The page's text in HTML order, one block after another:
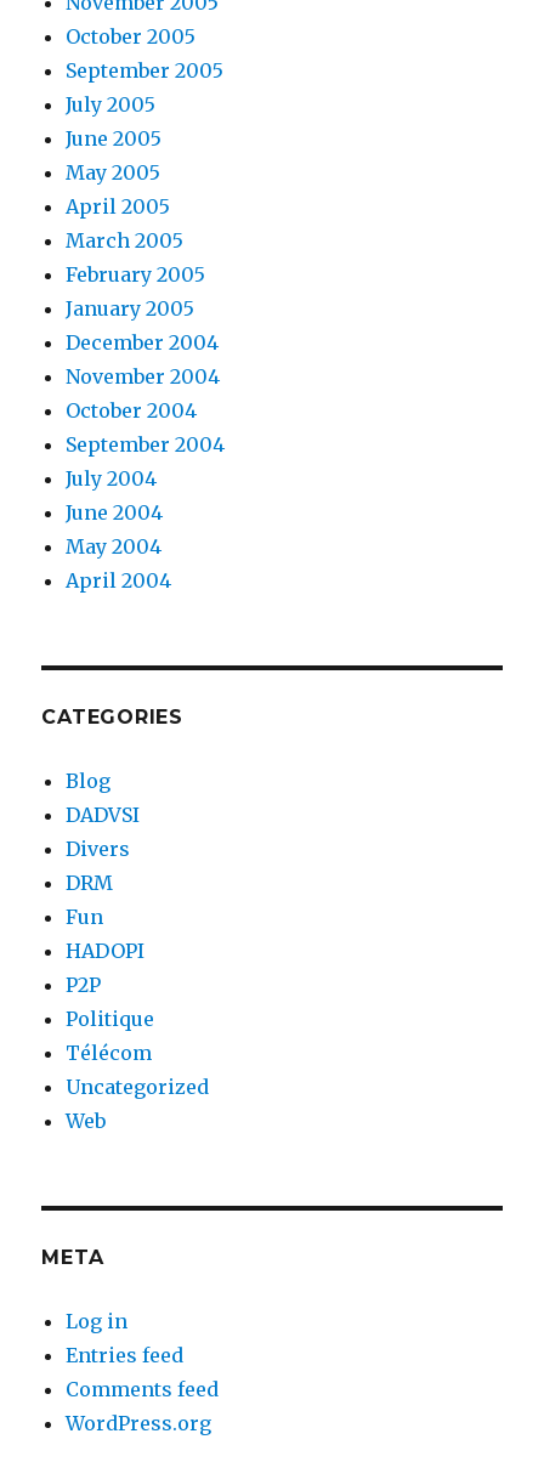
October 2005
September 2005
July 2005
June 2005
May 2005
April 2005
March 2005
February 2005
January 2005
December 2004
November 2004
October 2004
September 2004
July 2004
June 2004
May 2004
April 2004
CATEGORIES
Blog
DADVSI
Divers
DRM
Fun
HADOPI
P2P
Politique
Télécom
Uncategorized
Web
META
Log in
Entries feed
Comments feed
WordPress.org